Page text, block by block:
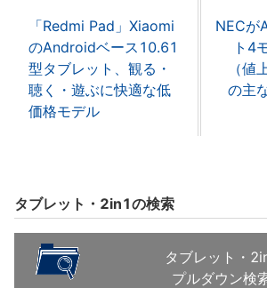
「Redmi Pad」Xiaomi
のAndroidベース10.61
型タブレット、観る・
聴く・遊ぶに快適な低
価格モデル
NECが
ト4
（値
の主
タブレット・2in1の検索
タブレット・
プルダウン検